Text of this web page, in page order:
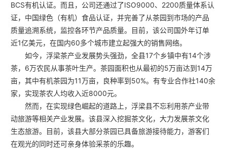
BCS有机认证。而且，公司还通过了ISO9000、2200质量体系认
证，中国绿色（有机）食品认证，并完善了从茶园到市场的产品
质量追溯系统，监控各环节产品质量。目前，该公司国外年订单
近1亿美元，在国内60多个城市建立起强大的销售网络。
如今，浮梁茶产业发展势头强劲，全县17个乡镇中有14个涉
茶，6万农民从事茶叶生产。茶园面积也从最初的5万亩达到14万
亩，其中有机茶园为11万亩，良种率到50%。有专业合作社140余
家，实现茶农人均收入近8000元。
然而，在实现绿色崛起的道路上，浮梁县不忘利用茶产业带
动旅游等相关产业发展。该县深入挖掘茶文化，大力发展茶文化
生态旅游。目前，该县大部分茶园已具备旅游接待能力，游客们
在观光的同时还可亲身体验采茶的乐趣。